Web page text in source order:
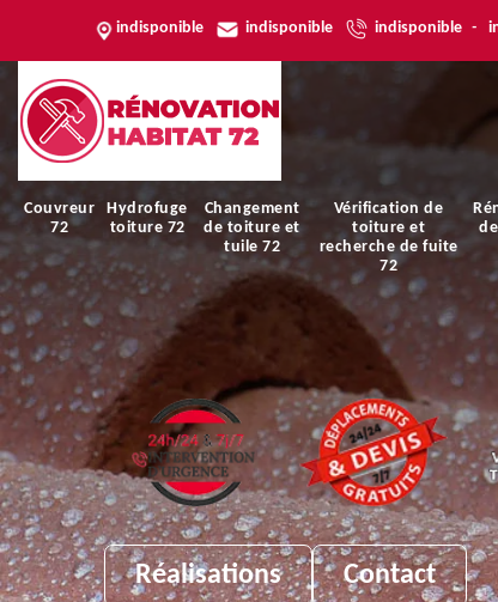
indisponible indisponible indisponible -
Couvreur
72
Hydrofuge
toiture 72
Changement
de toiture et
tuile 72
Vérification de
toiture et
recherche de fuite
72
Réalisations Contact